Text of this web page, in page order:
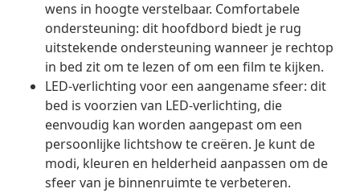
wens in hoogte verstelbaar. Comfortabele
ondersteuning: dit hoofdbord biedt je rug
uitstekende ondersteuning wanneer je rechtop
in bed zit om te lezen of om een film te kijken.
LED-verlichting voor een aangename sfeer: dit
bed is voorzien van LED-verlichting, die
eenvoudig kan worden aangepast om een
persoonlijke lichtshow te creëren. Je kunt de
modi, kleuren en helderheid aanpassen om de
sfeer van je binnenruimte te verbeteren.